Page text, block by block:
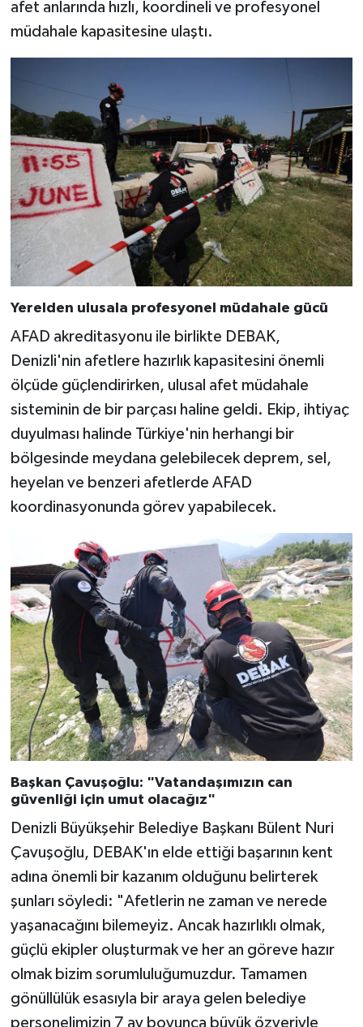
afet anlarında hızlı, koordineli ve profesyonel
müdahale kapasitesine ulaştı.
Yerelden ulusala profesyonel müdahale gücü
AFAD akreditasyonu ile birlikte DEBAK,
Denizli'nin afetlere hazırlık kapasitesini önemli
ölçüde güçlendirirken, ulusal afet müdahale
sisteminin de bir parçası haline geldi. Ekip, ihtiyaç
duyulması halinde Türkiye'nin herhangi bir
bölgesinde meydana gelebilecek deprem, sel,
heyelan ve benzeri afetlerde AFAD
koordinasyonunda görev yapabilecek.
Başkan Çavuşoğlu: "Vatandaşımızın can
güvenliği için umut olacağız"
Denizli Büyükşehir Belediye Başkanı Bülent Nuri
Çavuşoğlu, DEBAK'ın elde ettiği başarının kent
adına önemli bir kazanım olduğunu belirterek
şunları söyledi: "Afetlerin ne zaman ve nerede
yaşanacağını bilemeyiz. Ancak hazırlıklı olmak,
güçlü ekipler oluşturmak ve her an göreve hazır
olmak bizim sorumluluğumuzdur. Tamamen
gönüllülük esasıyla bir araya gelen belediye
personelimizin 7 ay boyunca büyük özveriyle